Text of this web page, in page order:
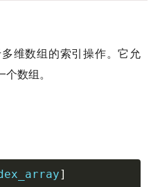
维数组的索引操作。它允
数组。
]